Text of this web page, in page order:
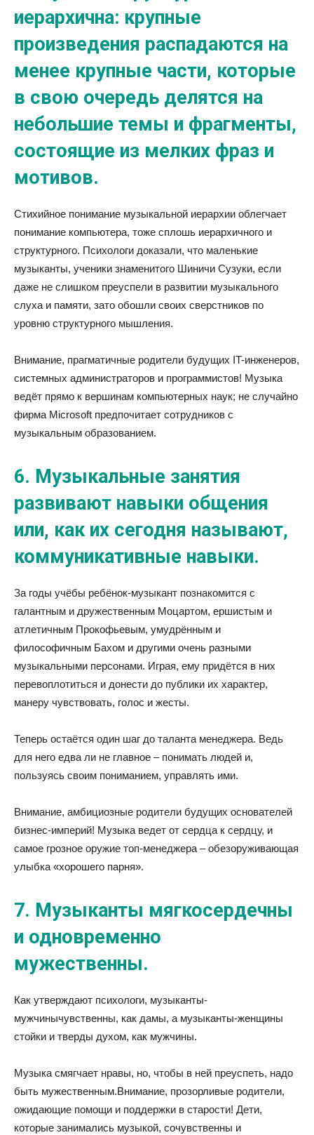
иерархична: крупные
произведения распадаются на
менее крупные части, которые
в свою очередь делятся на
небольшие темы и фрагменты,
состоящие из мелких фраз и
мотивов.
Стихийное понимание музыкальной иерархии облегчает
понимание компьютера, тоже сплошь иерархичного и
структурного. Психологи доказали, что маленькие
музыканты, ученики знаменитого Шиничи Сузуки, если
даже не слишком преуспели в развитии музыкального
слуха и памяти, зато обошли своих сверстников по
уровню структурного мышления.
Внимание, прагматичные родители будущих IT-инженеров,
системных администраторов и программистов! Музыка
ведёт прямо к вершинам компьютерных наук; не случайно
фирма Microsoft предпочитает сотрудников с
музыкальным образованием.
6. Музыкальные занятия
развивают навыки общения
или, как их сегодня называют,
коммуникативные навыки.
За годы учёбы ребёнок-музыкант познакомится с
галантным и дружественным Моцартом, ершистым и
атлетичным Прокофьевым, умудрённым и
философичным Бахом и другими очень разными
музыкальными персонами. Играя, ему придётся в них
перевоплотиться и донести до публики их характер,
манеру чувствовать, голос и жесты.
Теперь остаётся один шаг до таланта менеджера. Ведь
для него едва ли не главное – понимать людей и,
пользуясь своим пониманием, управлять ими.
Внимание, амбициозные родители будущих основателей
бизнес-империй! Музыка ведет от сердца к сердцу, и
самое грозное оружие топ-менеджера – обезоруживающая
улыбка «хорошего парня».
7. Музыканты мягкосердечны
и одновременно
мужественны.
Как утверждают психологи, музыканты-
мужчинычувственны, как дамы, а музыканты-женщины
стойки и тверды духом, как мужчины.
Музыка смягчает нравы, но, чтобы в ней преуспеть, надо
быть мужественным.Внимание, прозорливые родители,
ожидающие помощи и поддержки в старости! Дети,
которые занимались музыкой, сочувственны и